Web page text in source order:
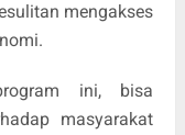
mengakses
ini, bisa
masyarakat